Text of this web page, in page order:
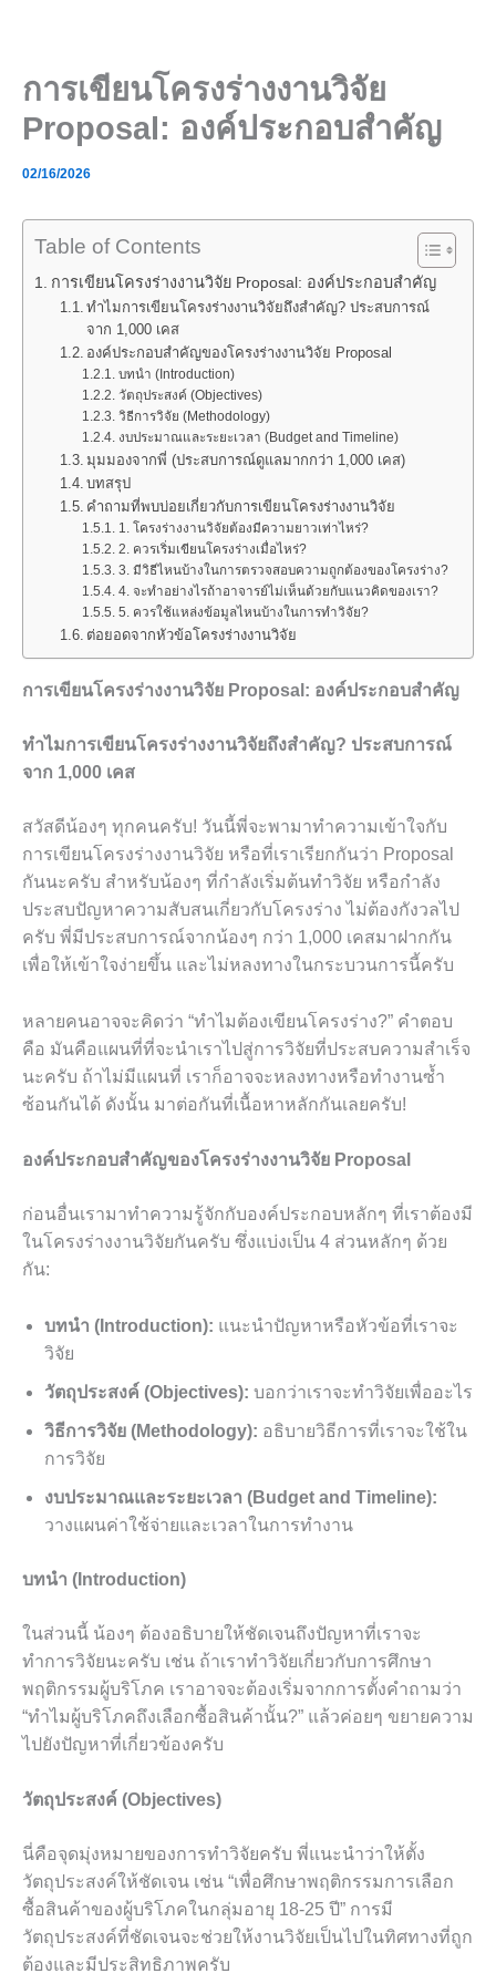
การเขียนโครงร่างงานวิจัย
Proposal: องค์ประกอบสำคัญ
02/16/2026
Table of Contents
การเขียนโครงร่างงานวิจัย Proposal: องค์ประกอบสำคัญ
ทำไมการเขียนโครงร่างงานวิจัยถึงสำคัญ? ประสบการณ์
จาก 1,000 เคส
องค์ประกอบสำคัญของโครงร่างงานวิจัย Proposal
บทนำ (Introduction)
วัตถุประสงค์ (Objectives)
วิธีการวิจัย (Methodology)
งบประมาณและระยะเวลา (Budget and Timeline)
มุมมองจากพี่ (ประสบการณ์ดูแลมากกว่า 1,000 เคส)
บทสรุป
คำถามที่พบบ่อยเกี่ยวกับการเขียนโครงร่างงานวิจัย
1. โครงร่างงานวิจัยต้องมีความยาวเท่าไหร่?
2. ควรเริ่มเขียนโครงร่างเมื่อไหร่?
3. มีวิธีไหนบ้างในการตรวจสอบความถูกต้องของโครงร่าง?
4. จะทำอย่างไรถ้าอาจารย์ไม่เห็นด้วยกับแนวคิดของเรา?
5. ควรใช้แหล่งข้อมูลไหนบ้างในการทำวิจัย?
ต่อยอดจากหัวข้อโครงร่างงานวิจัย
การเขียนโครงร่างงานวิจัย Proposal: องค์ประกอบสำคัญ
ทำไมการเขียนโครงร่างงานวิจัยถึงสำคัญ? ประสบการณ์
จาก 1,000 เคส
สวัสดีน้องๆ ทุกคนครับ! วันนี้พี่จะพามาทำความเข้าใจกับ
การเขียนโครงร่างงานวิจัย หรือที่เราเรียกกันว่า Proposal
กันนะครับ สำหรับน้องๆ ที่กำลังเริ่มต้นทำวิจัย หรือกำลัง
ประสบปัญหาความสับสนเกี่ยวกับโครงร่าง ไม่ต้องกังวลไป
ครับ พี่มีประสบการณ์จากน้องๆ กว่า 1,000 เคสมาฝากกัน
เพื่อให้เข้าใจง่ายขึ้น และไม่หลงทางในกระบวนการนี้ครับ
หลายคนอาจจะคิดว่า “ทำไมต้องเขียนโครงร่าง?” คำตอบ
คือ มันคือแผนที่ที่จะนำเราไปสู่การวิจัยที่ประสบความสำเร็จ
นะครับ ถ้าไม่มีแผนที่ เราก็อาจจะหลงทางหรือทำงานซ้ำ
ซ้อนกันได้ ดังนั้น มาต่อกันที่เนื้อหาหลักกันเลยครับ!
องค์ประกอบสำคัญของโครงร่างงานวิจัย Proposal
ก่อนอื่นเรามาทำความรู้จักกับองค์ประกอบหลักๆ ที่เราต้องมี
ในโครงร่างงานวิจัยกันครับ ซึ่งแบ่งเป็น 4 ส่วนหลักๆ ด้วย
กัน:
บทนำ (Introduction): แนะนำปัญหาหรือหัวข้อที่เราจะ
วิจัย
วัตถุประสงค์ (Objectives): บอกว่าเราจะทำวิจัยเพื่ออะไร
วิธีการวิจัย (Methodology): อธิบายวิธีการที่เราจะใช้ใน
การวิจัย
งบประมาณและระยะเวลา (Budget and Timeline):
วางแผนค่าใช้จ่ายและเวลาในการทำงาน
บทนำ (Introduction)
ในส่วนนี้ น้องๆ ต้องอธิบายให้ชัดเจนถึงปัญหาที่เราจะ
ทำการวิจัยนะครับ เช่น ถ้าเราทำวิจัยเกี่ยวกับการศึกษา
พฤติกรรมผู้บริโภค เราอาจจะต้องเริ่มจากการตั้งคำถามว่า
“ทำไมผู้บริโภคถึงเลือกซื้อสินค้านั้น?” แล้วค่อยๆ ขยายความ
ไปยังปัญหาที่เกี่ยวข้องครับ
วัตถุประสงค์ (Objectives)
นี่คือจุดมุ่งหมายของการทำวิจัยครับ พี่แนะนำว่าให้ตั้ง
วัตถุประสงค์ให้ชัดเจน เช่น “เพื่อศึกษาพฤติกรรมการเลือก
ซื้อสินค้าของผู้บริโภคในกลุ่มอายุ 18-25 ปี” การมี
วัตถุประสงค์ที่ชัดเจนจะช่วยให้งานวิจัยเป็นไปในทิศทางที่ถูก
ต้องและมีประสิทธิภาพครับ